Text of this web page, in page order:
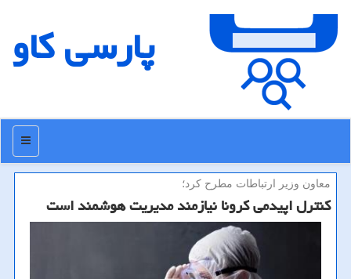
پارسی كاو
منو
معاون وزیر ارتباطات مطرح كرد؛
كنترل اپیدمی كرونا نیازمند مدیریت هوشمند است